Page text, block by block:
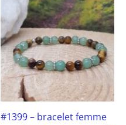
#1399 – bracelet femme